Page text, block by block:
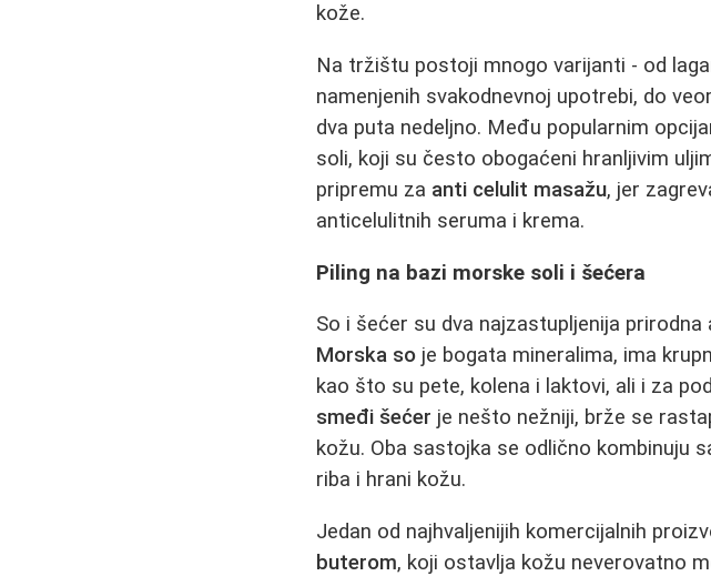
kože.
Na tržištu postoji mnogo varijanti - od
namenjenih svakodnevnoj upotrebi, do
dva puta nedeljno. Među popularnim
soli, koji su često obogaćeni hranljivim
pripremu za anti celulit masažu, jer
anticelulitnih seruma i krema.
Piling na bazi morske soli i šećera
So i šećer su dva najzastupljenija
Morska so je bogata mineralima, ima
kao što su pete, kolena i laktovi, ali i za
smeđi šećer je nešto nežniji, brže se
kožu. Oba sastojka se odlično kombinuju
riba i hrani kožu.
Jedan od najhvaljenijih komercijalnih
buterom, koji ostavlja kožu neverovatno